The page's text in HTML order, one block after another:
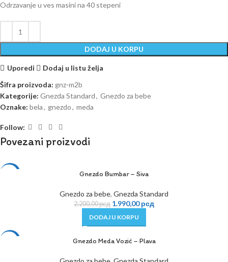
Odrzavanje u ves masini na 40 stepeni
DODAJ U KORPU
Uporedi
Dodaj u listu želja
Šifra proizvoda: gnz-m2b
Kategorije: Gnezda Standard, Gnezdo za bebe
Oznake: bela, gnezdo, meda
Follow:
Povezani proizvodi
Gnezdo Bumbar – Siva
Gnezdo za bebe, Gnezda Standard
2.200,00рсд 1.990,00рсд
DODAJ U KORPU
Gnezdo Meda Vozić – Plava